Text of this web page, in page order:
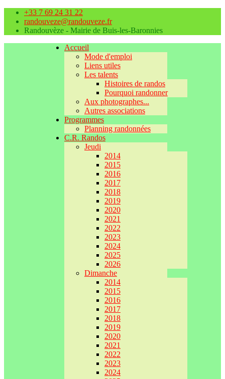
+33 7 69 24 31 22
randouveze@randouveze.fr
Randouvèze - Mairie de Buis-les-Baronnies
Accueil
Mode d'emploi
Liens utiles
Les talents
Histoires de randos
Pourquoi randonner
Aux photographes...
Autres associations
Programmes
Planning randonnées
C.R. Randos
Jeudi
2014
2015
2016
2017
2018
2019
2020
2021
2022
2023
2024
2025
2026
Dimanche
2014
2015
2016
2017
2018
2019
2020
2021
2022
2023
2024